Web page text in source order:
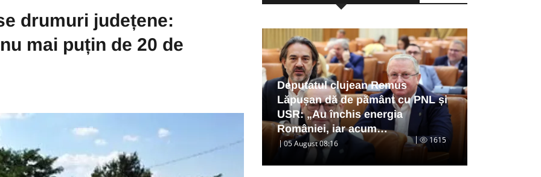
drumuri județene:
mai puțin de 20 de
Deputatul clujean Remus
Lăpușan dă de pământ cu PNL și
USR: „Au închis energia
României, iar acum…
05 August 08:16 1615